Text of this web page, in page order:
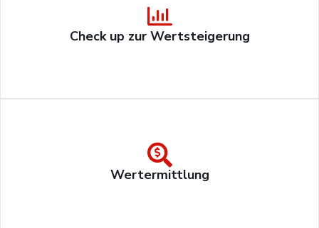
Check up zur Wertsteigerung
Wertermittlung